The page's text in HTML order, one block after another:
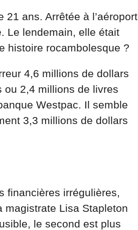
ans. Arrêtée à l’aéroport
Le lendemain, elle était
histoire rocambolesque ?
4,6 millions de dollars
ou 2,4 millions de livres
Westpac. Il semble
3,3 millions de dollars
financières irrégulières,
magistrate Lisa Stapleton
le second est plus